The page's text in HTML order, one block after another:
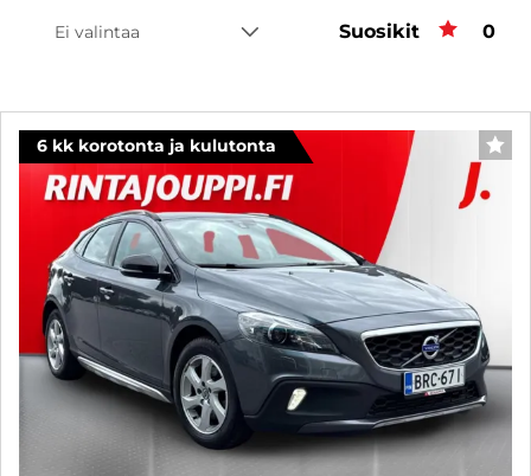
Ei valintaa Suosikit 0
6 kk korotonta ja kulutonta